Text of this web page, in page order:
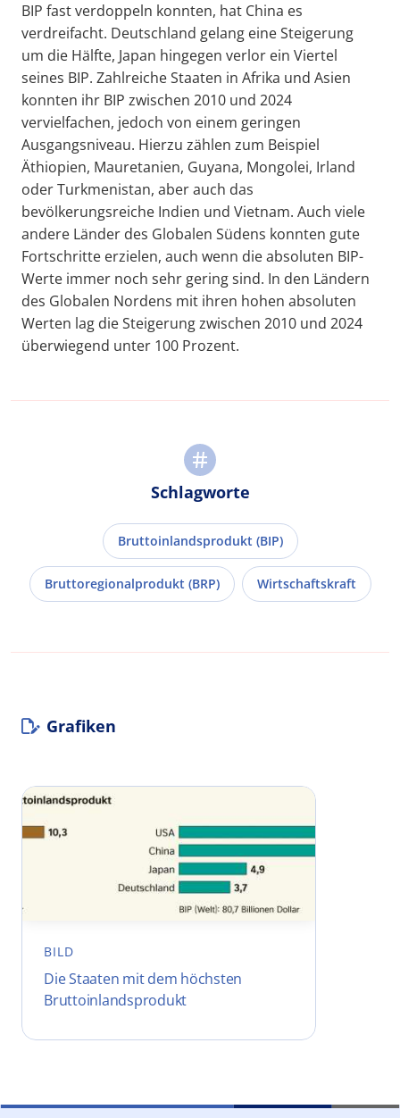
BIP fast verdoppeln konnten, hat China es
verdreifacht. Deutschland gelang eine Steigerung
um die Hälfte, Japan hingegen verlor ein Viertel
seines BIP. Zahlreiche Staaten in Afrika und Asien
konnten ihr BIP zwischen 2010 und 2024
vervielfachen, jedoch von einem geringen
Ausgangsniveau. Hierzu zählen zum Beispiel
Äthiopien, Mauretanien, Guyana, Mongolei, Irland
oder Turkmenistan, aber auch das
bevölkerungsreiche Indien und Vietnam. Auch viele
andere Länder des Globalen Südens konnten gute
Fortschritte erzielen, auch wenn die absoluten BIP-
Werte immer noch sehr gering sind. In den Ländern
des Globalen Nordens mit ihren hohen absoluten
Werten lag die Steigerung zwischen 2010 und 2024
überwiegend unter 100 Prozent.
Schlagworte
Bruttoinlandsprodukt (BIP)
Bruttoregionalprodukt (BRP) Wirtschaftskraft
Grafiken
BILD
Die Staaten mit dem höchsten
Bruttoinlandsprodukt